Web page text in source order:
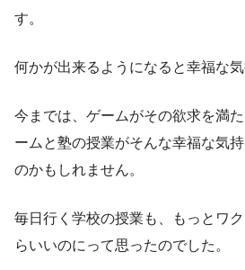
す。
何かが出来るようになると幸福な気
今までは、ゲームがその欲求を満
ームと塾の授業がそんな幸福な気
のかもしれません。
毎日行く学校の授業も、もっとワ
らいいのにって思ったのでした。